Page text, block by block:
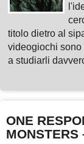
titolo dietro al
videogiochi sono
a studiarli
ONE
MONSTERS